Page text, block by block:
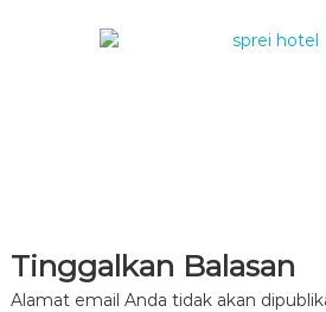
Tinggalkan Balasan
Alamat email Anda tidak akan